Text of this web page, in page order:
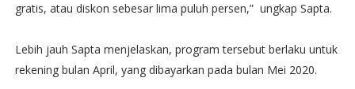
gratis, atau diskon sebesar lima puluh persen,” ungkap Sapta.
Lebih jauh Sapta menjelaskan, program tersebut berlaku untuk
rekening bulan April, yang dibayarkan pada bulan Mei 2020.